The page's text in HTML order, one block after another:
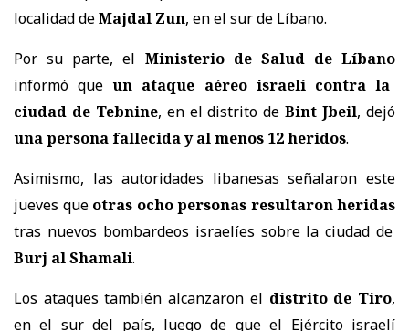
localidad deMajdal Zun, en el sur de Líbano.
Por su parte, el Ministerio de Salud de Líbano
informó queun ataque aéreo israelí contra la
ciudad de Tebnine, en el distrito deBint Jbeil, dejó
una persona fallecida y al menos 12 heridos.
Asimismo, las autoridades libanesas señalaron este
jueves que otras ocho personas resultaron heridas
tras nuevos bombardeos israelíes sobre la ciudad de
Burj al Shamali.
Los ataques también alcanzaron el distrito de Tiro,
en el sur del país, luego de que el Ejército israelí